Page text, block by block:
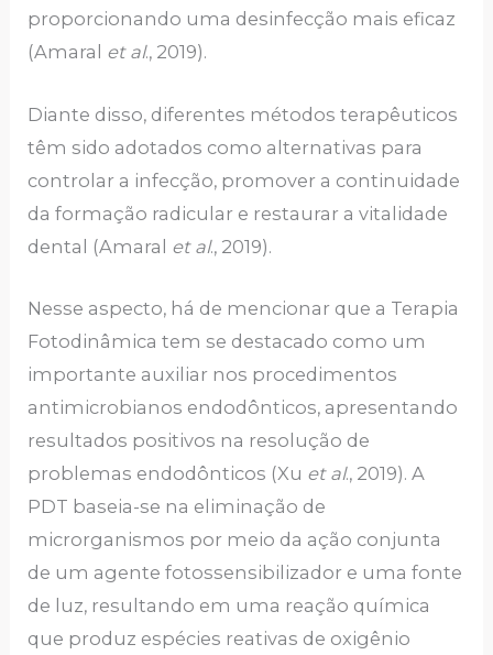
proporcionando uma desinfecção mais eficaz
(Amaral et al., 2019).
Diante disso, diferentes métodos terapêuticos
têm sido adotados como alternativas para
controlar a infecção, promover a continuidade
da formação radicular e restaurar a vitalidade
dental (Amaral et al., 2019).
Nesse aspecto, há de mencionar que a Terapia
Fotodinâmica tem se destacado como um
importante auxiliar nos procedimentos
antimicrobianos endodônticos, apresentando
resultados positivos na resolução de
problemas endodônticos (Xu et al., 2019). A
PDT baseia-se na eliminação de
microrganismos por meio da ação conjunta
de um agente fotossensibilizador e uma fonte
de luz, resultando em uma reação química
que produz espécies reativas de oxigênio